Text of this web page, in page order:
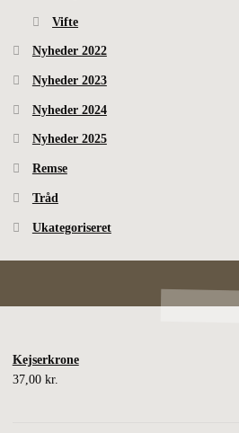
Vifte
Nyheder 2022
Nyheder 2023
Nyheder 2024
Nyheder 2025
Remse
Tråd
Ukategoriseret
Kejserkrone
37,00 kr.